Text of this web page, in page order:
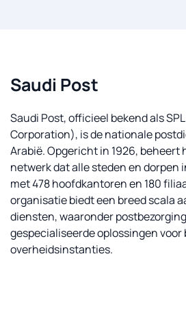
Saudi Post
Saudi Post, officieel bekend als
Corporation), is de nationale
Arabië. Opgericht in 1926, beheert
netwerk dat alle steden en dorpen
met 478 hoofdkantoren en 180
organisatie biedt een breed scala
diensten, waaronder
gespecialiseerde oplossingen voor
overheidsinstanties.